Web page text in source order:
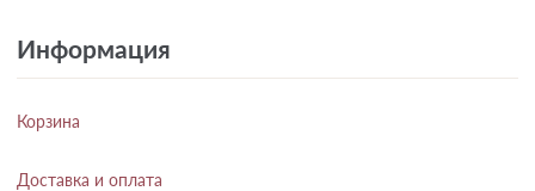
Информация
Корзина
Доставка и оплата